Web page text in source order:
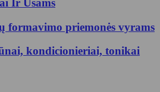
Ir Ūsams
formavimo priemonės vyrams
kondicionieriai, tonikai